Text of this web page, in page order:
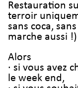
Restauration
terroir
sans coca,
marche aussi !)
Alors
· si vous avez
le week end,